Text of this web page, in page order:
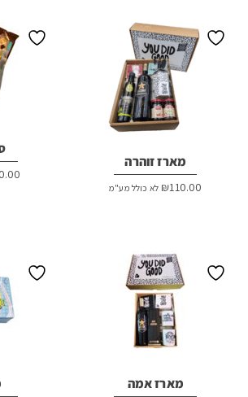
מארז זוהרה
₪110.00 לא כולל מע"מ
מארז אמה